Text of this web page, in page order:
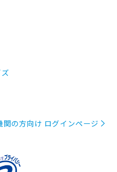
関の方向け ログインページ